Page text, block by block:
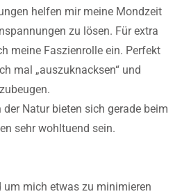
helfen mir meine Mondzeit
zu lösen. Für extra
meine Faszienrolle ein. Perfekt
mal „auszuknacksen“ und
Natur bieten sich gerade beim
sehr wohltuend sein.
um mich etwas zu minimieren